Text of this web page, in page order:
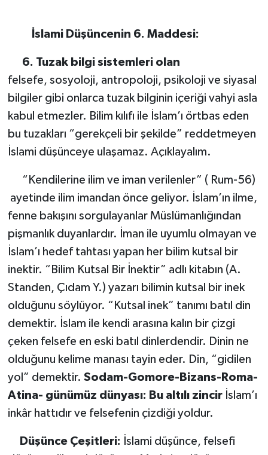
İslami Düşüncenin 6. Maddesi:
6. Tuzak bilgi sistemleri olan
felsefe, sosyoloji, antropoloji, psikoloji ve siyasal
bilgiler gibi onlarca tuzak bilginin içeriği vahyi asla
kabul etmezler. Bilim kılıfı ile İslam’ı örtbas eden
bu tuzakları “gerekçeli bir şekilde” reddetmeyen
İslami düşünceye ulaşamaz. Açıklayalım.
“Kendilerine ilim ve iman verilenler” ( Rum-56)
ayetinde ilim imandan önce geliyor. İslam’ın ilme,
fenne bakışını sorgulayanlar Müslümanlığından
pişmanlık duyanlardır. İman ile uyumlu olmayan ve
İslam’ı hedef tahtası yapan her bilim kutsal bir
inektir. “Bilim Kutsal Bir İnektir” adlı kitabın (A.
Standen, Çıdam Y.) yazarı bilimin kutsal bir inek
olduğunu söylüyor. “Kutsal inek” tanımı batıl din
demektir. İslam ile kendi arasına kalın bir çizgi
çeken felsefe en eski batıl dinlerdendir. Dinin ne
olduğunu kelime manası tayin eder. Din, “gidilen
yol” demektir. Sodam-Gomore-Bizans-Roma-
Atina- günümüz dünyası: Bu altılı zincirİslam’ı
inkâr hattıdır ve felsefenin çizdiği yoldur.
Düşünce Çeşitleri: İslami düşünce, felsefi